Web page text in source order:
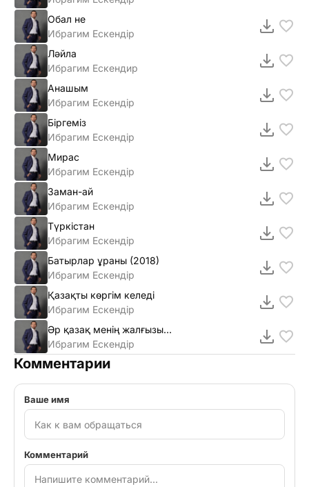
Обал не
Ибрагим Ескендір
Ләйла
Ибрагим Ескендир
Анашым
Ибрагим Ескендір
Біргеміз
Ибрагим Ескендiр
Мирас
Ибрагим Ескендiр
Заман-ай
Ибрагим Ескендiр
Түркістан
Ибрагим Ескендiр
Батырлар ұраны (2018)
Ибрагим Ескендiр
Қазақты көргім келеді
Ибрагим Ескендiр
Әр қазақ менің жалғызым (2018)
Ибрагим Ескендiр
Комментарии
Ваше имя
Комментарий